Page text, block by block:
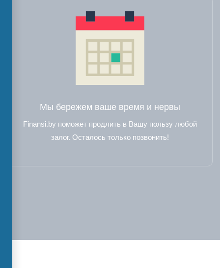
Мы бережем ваше время и нервы
Finansi.by поможет продлить в Вашу пользу любой
залог. Осталось только позвонить!